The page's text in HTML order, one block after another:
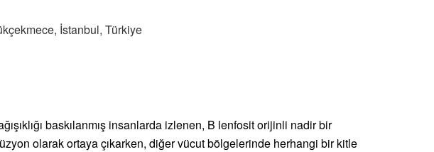
İstanbul, Türkiye
baskılanmış insanlarda izlenen, B lenfosit orijinli nadir bir
olarak ortaya çıkarken, diğer vücut bölgelerinde herhangi bir kitle